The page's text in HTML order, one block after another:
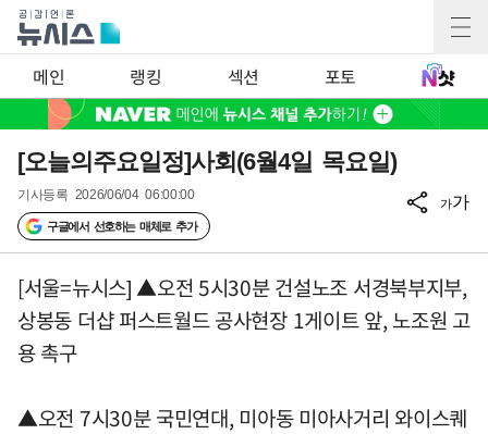
메인 랭킹 섹션 포토
[오늘의주요일정]사회(6월4일 목요일)
기사등록 2026/06/04 06:00:00
구글에서 선호하는 매체로 추가
가가
[서울=뉴시스] ▲오전 5시30분 건설노조 서경북부지부,
상봉동 더샵 퍼스트월드 공사현장 1게이트 앞, 노조원 고
용 촉구
▲오전 7시30분 국민연대, 미아동 미아사거리 와이스퀘